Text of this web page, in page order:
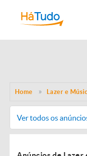
Home Lazer e
Ver todos os